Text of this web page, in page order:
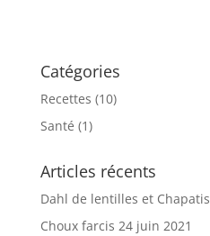
Catégories
Recettes (10)
Santé (1)
Articles récents
Dahl de lentilles et Chapatis
Choux farcis 24 juin 2021